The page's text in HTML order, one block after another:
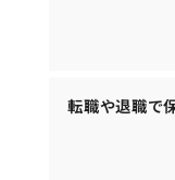
転職や退職で